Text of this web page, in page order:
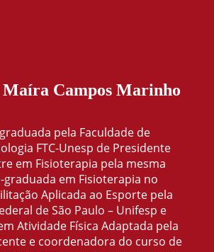
Campos Marinho
pela Faculdade de
FTC-Unesp de Presidente
em Fisioterapia pela mesma
graduada em Fisioterapia no
Aplicada ao Esporte pela
de São Paulo – Unifesp e
Atividade Física Adaptada pela
e coordenadora do curso de